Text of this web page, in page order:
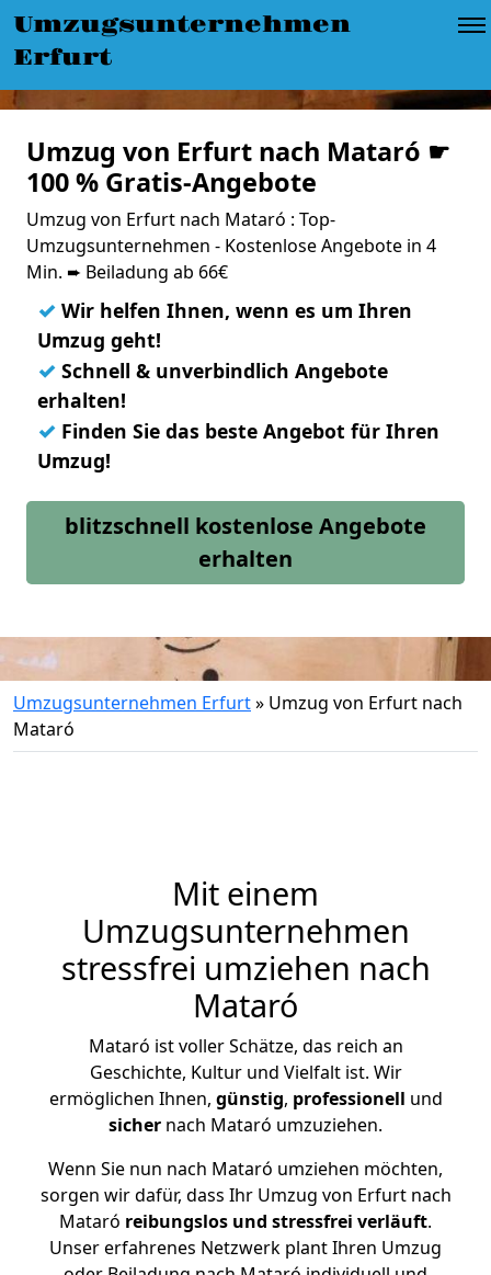
Umzugsunternehmen
Erfurt
Umzug von Erfurt nach Mataró ☛
100 % Gratis-Angebote
Umzug von Erfurt nach Mataró : Top-
Umzugsunternehmen - Kostenlose Angebote in 4
Min. ➨ Beiladung ab 66€
✓ Wir helfen Ihnen, wenn es um Ihren
Umzug geht!
✓ Schnell & unverbindlich Angebote
erhalten!
✓ Finden Sie das beste Angebot für Ihren
Umzug!
blitzschnell kostenlose Angebote
erhalten
Umzugsunternehmen Erfurt» Umzug von Erfurt nach
Mataró
Mit einem
Umzugsunternehmen
stressfrei umziehen nach
Mataró
Mataró ist voller Schätze, das reich an
Geschichte, Kultur und Vielfalt ist. Wir
ermöglichen Ihnen, günstig, professionell und
sicher nach Mataró umzuziehen.
Wenn Sie nun nach Mataró umziehen möchten,
sorgen wir dafür, dass Ihr Umzug von Erfurt nach
Mataró reibungslos und stressfrei verläuft.
Unser erfahrenes Netzwerk plant Ihren Umzug